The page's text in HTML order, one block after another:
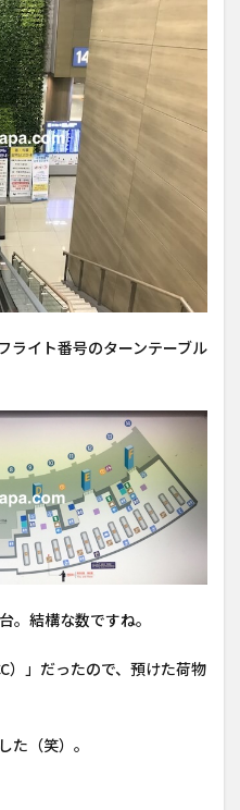
ライト番号のターンテーブル
。結構な数ですね。
」だったので、預けた荷物
た（笑）。